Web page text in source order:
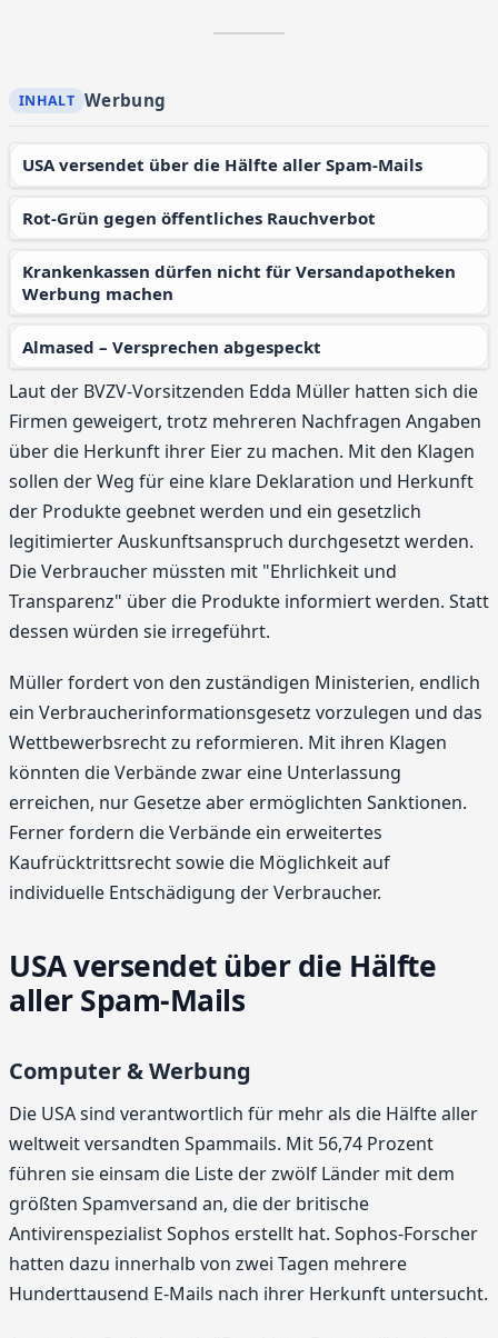
Werbung
USA versendet über die Hälfte aller Spam-Mails
Rot-Grün gegen öffentliches Rauchverbot
Krankenkassen dürfen nicht für Versandapotheken
Werbung machen
Almased – Versprechen abgespeckt
Laut der BVZV-Vorsitzenden Edda Müller hatten sich die
Firmen geweigert, trotz mehreren Nachfragen Angaben
über die Herkunft ihrer Eier zu machen. Mit den Klagen
sollen der Weg für eine klare Deklaration und Herkunft
der Produkte geebnet werden und ein gesetzlich
legitimierter Auskunftsanspruch durchgesetzt werden.
Die Verbraucher müssten mit "Ehrlichkeit und
Transparenz" über die Produkte informiert werden. Statt
dessen würden sie irregeführt.
Müller fordert von den zuständigen Ministerien, endlich
ein Verbraucherinformationsgesetz vorzulegen und das
Wettbewerbsrecht zu reformieren. Mit ihren Klagen
könnten die Verbände zwar eine Unterlassung
erreichen, nur Gesetze aber ermöglichten Sanktionen.
Ferner fordern die Verbände ein erweitertes
Kaufrücktrittsrecht sowie die Möglichkeit auf
individuelle Entschädigung der Verbraucher.
USA versendet über die Hälfte
aller Spam-Mails
Computer & Werbung
Die USA sind verantwortlich für mehr als die Hälfte aller
weltweit versandten Spammails. Mit 56,74 Prozent
führen sie einsam die Liste der zwölf Länder mit dem
größten Spamversand an, die der britische
Antivirenspezialist Sophos erstellt hat. Sophos-Forscher
hatten dazu innerhalb von zwei Tagen mehrere
Hunderttausend E-Mails nach ihrer Herkunft untersucht.